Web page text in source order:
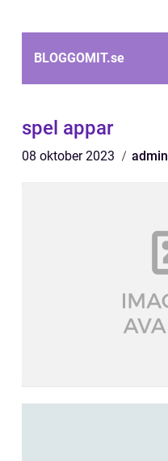
BLOGGOMIT.se
spel appar
08 oktober 2023 admin